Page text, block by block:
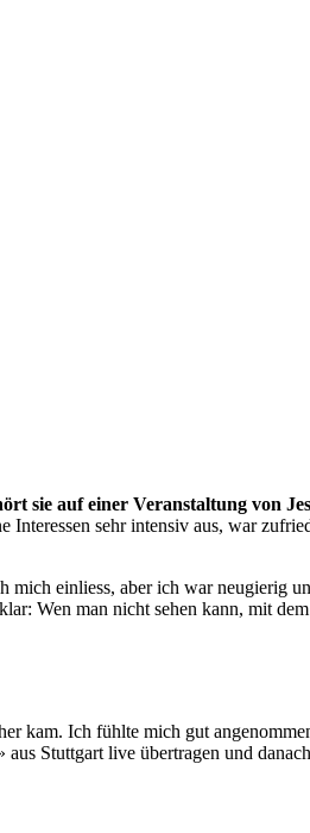
sie auf einer Veranstaltung von
sehr intensiv aus, war
einliess, aber ich war neugierig
Wen man nicht sehen kann, mit
kam. Ich fühlte mich gut
Stuttgart live übertragen und